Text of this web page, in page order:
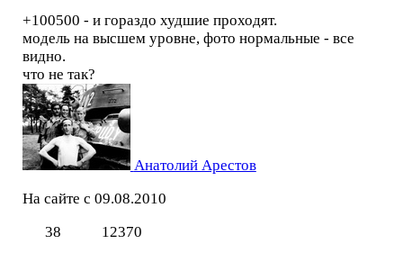
+100500 - и гораздо худшие проходят.
модель на высшем уровне, фото нормальные - все
видно.
что не так?
Анатолий Арестов
На сайте с 09.08.2010
38
12370